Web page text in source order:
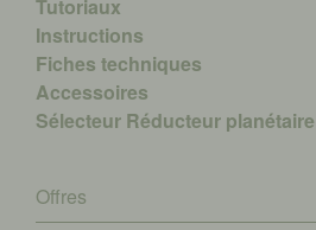
Tutoriaux
Instructions
Fiches techniques
Accessoires
Sélecteur Réducteur planétaire
Offres